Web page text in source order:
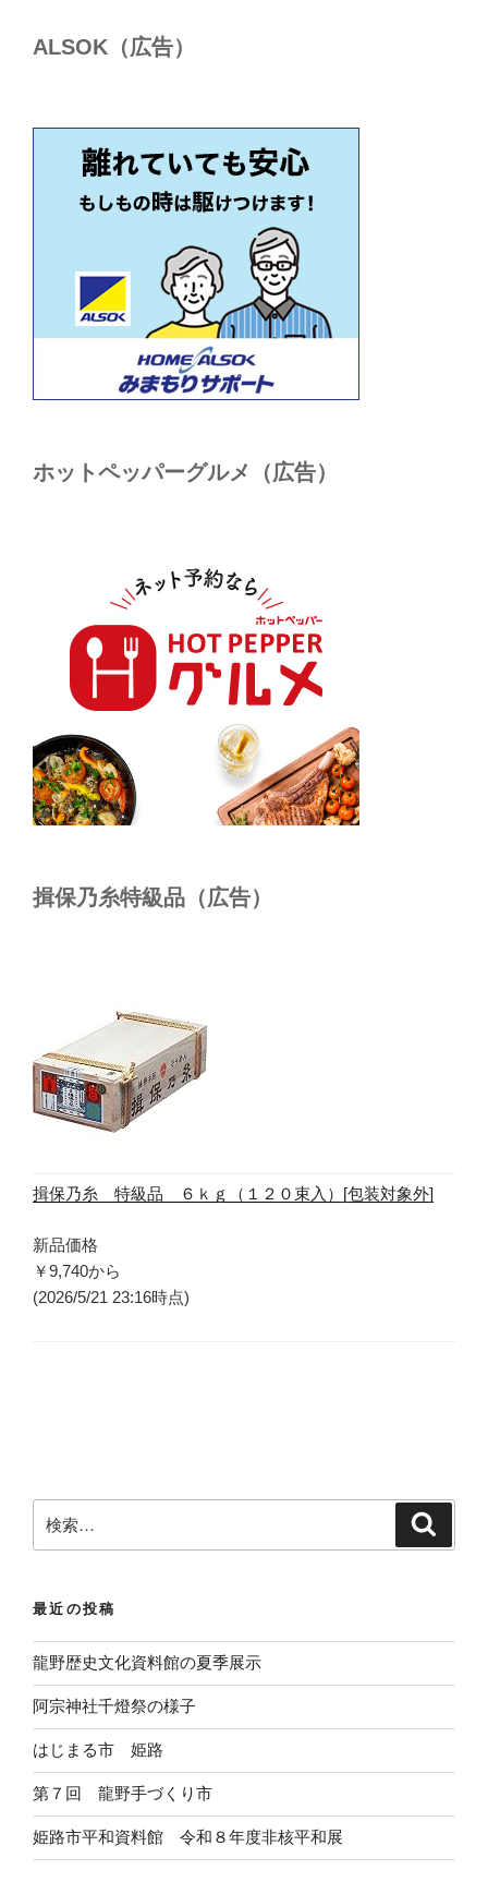
ALSОK（広告）
ホットペッパーグルメ（広告）
揖保乃糸特級品（広告）
揖保乃糸 特級品 ６ｋｇ（１２０束入）[包装対象外]
新品価格
￥9,740から
(2026/5/21 23:16時点)
最近の投稿
龍野歴史文化資料館の夏季展示
阿宗神社千燈祭の様子
はじまる市 姫路
第７回 龍野手づくり市
姫路市平和資料館 令和８年度非核平和展